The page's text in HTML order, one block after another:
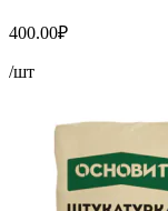
400.00₽
/шт